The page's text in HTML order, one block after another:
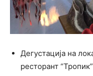
Дегустација на
ресторант